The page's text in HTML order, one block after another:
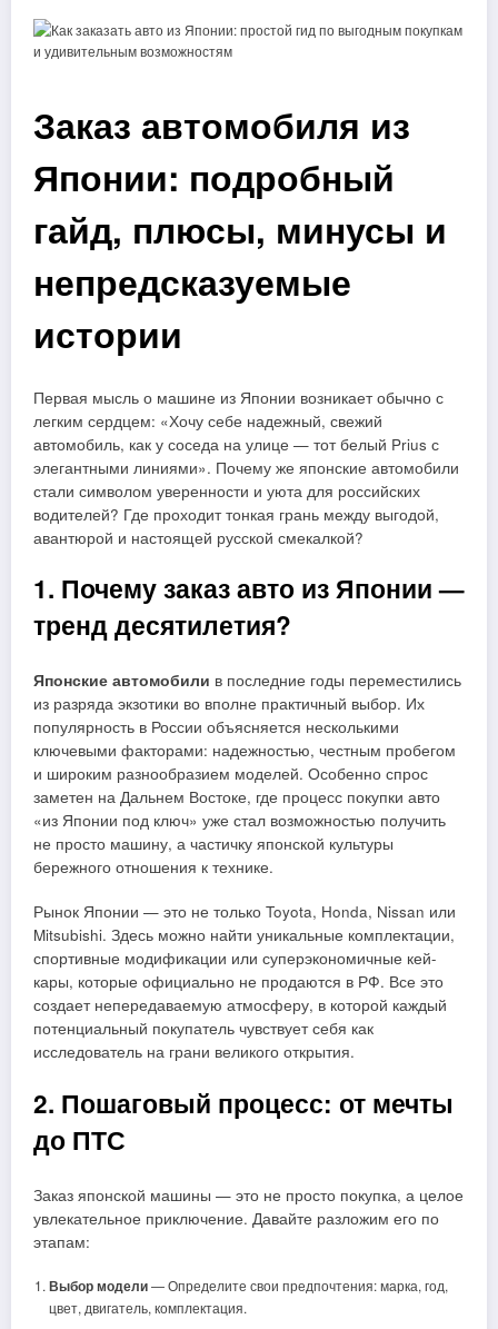
Заказ автомобиля из
Японии: подробный
гайд, плюсы, минусы и
непредсказуемые
истории
Первая мысль о машине из Японии возникает обычно с
легким сердцем: «Хочу себе надежный, свежий
автомобиль, как у соседа на улице — тот белый Prius с
элегантными линиями». Почему же японские автомобили
стали символом уверенности и уюта для российских
водителей? Где проходит тонкая грань между выгодой,
авантюрой и настоящей русской смекалкой?
1. Почему заказ авто из Японии —
тренд десятилетия?
Японские автомобили в последние годы переместились
из разряда экзотики во вполне практичный выбор. Их
популярность в России объясняется несколькими
ключевыми факторами: надежностью, честным пробегом
и широким разнообразием моделей. Особенно спрос
заметен на Дальнем Востоке, где процесс покупки авто
«из Японии под ключ» уже стал возможностью получить
не просто машину, а частичку японской культуры
бережного отношения к технике.
Рынок Японии — это не только Toyota, Honda, Nissan или
Mitsubishi. Здесь можно найти уникальные комплектации,
спортивные модификации или суперэкономичные кей-
кары, которые официально не продаются в РФ. Все это
создает непередаваемую атмосферу, в которой каждый
потенциальный покупатель чувствует себя как
исследователь на грани великого открытия.
2. Пошаговый процесс: от мечты
до ПТС
Заказ японской машины — это не просто покупка, а целое
увлекательное приключение. Давайте разложим его по
этапам:
Выбор модели— Определите свои предпочтения: марка, год,
цвет, двигатель, комплектация.